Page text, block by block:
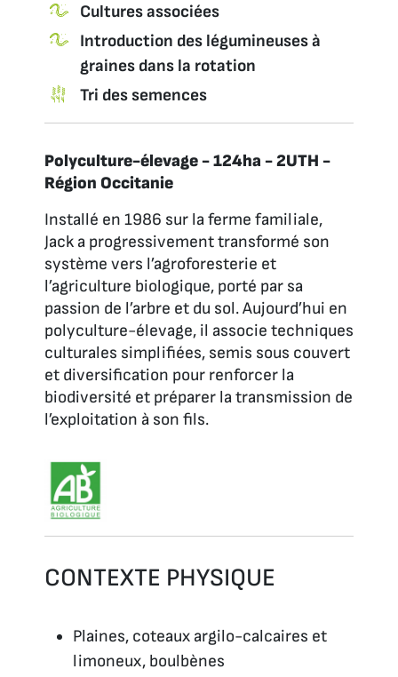
Cultures associées
Introduction des légumineuses à
graines dans la rotation
Tri des semences
Polyculture-élevage - 124ha - 2UTH -
Région Occitanie
Installé en 1986 sur la ferme familiale,
Jack a progressivement transformé son
système vers l’agroforesterie et
l’agriculture biologique, porté par sa
passion de l’arbre et du sol. Aujourd’hui en
polyculture-élevage, il associe techniques
culturales simplifiées, semis sous couvert
et diversification pour renforcer la
biodiversité et préparer la transmission de
l’exploitation à son fils.
CONTEXTE PHYSIQUE
Plaines, coteaux argilo-calcaires et
limoneux, boulbènes